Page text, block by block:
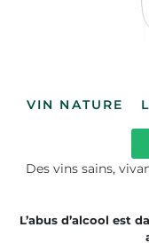
VIN NATURE
Des vins sains,
L’abus d’alcool est